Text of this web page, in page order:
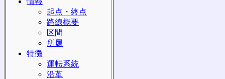
起点・終点
路線概要
区間
所属
特徴
運転系統
沿革